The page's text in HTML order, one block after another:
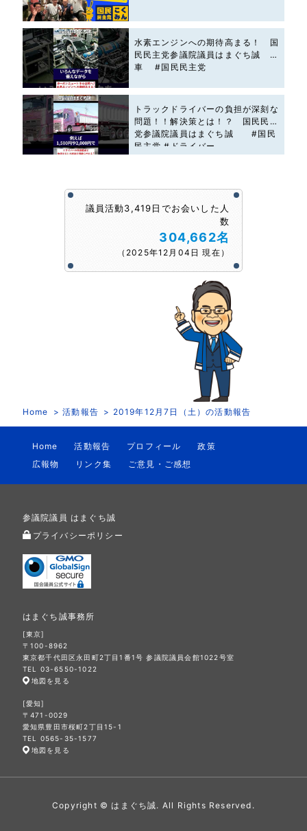
水素エンジンへの期待高まる！ 国
民民主党参議院議員はまぐち誠 #
車 #国民民主党
トラックドライバーの負担が深刻な
問題！！解決策とは！？ 国民民主
党参議院議員はまぐち誠 #国民
民主党 #ドライバー
議員活動3,419日でお会いした人
数
304,662名
（2025年12月04日 現在）
Home 活動報告 2019年12月7日（土）の活動報告
Home 活動報告 プロフィール
政策
広報物
リンク集 ご意見・ご感想
参議院議員 はまぐち誠
プライバシーポリシー
はまぐち誠事務所
[東京]
〒100-8962
東京都千代田区永田町2丁目1番1号 参議院議員会館1022号室
TEL 03-6550-1022
地図を見る
[愛知]
〒471-0029
愛知県豊田市桜町2丁目15-1
TEL 0565-35-1577
地図を見る
Copyright © はまぐち誠. All Rights Reserved.